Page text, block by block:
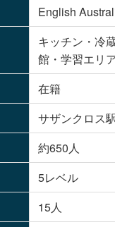
English
キッチン・冷
館・学習エリ
在籍
サザンクロス
約650人
5レベル
15人